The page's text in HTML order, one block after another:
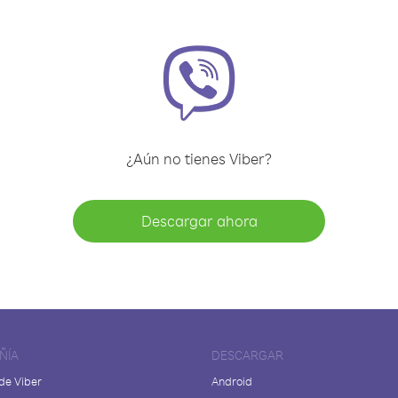
¿Aún no tienes Viber?
Descargar ahora
Viber
DESCARGAR
Android